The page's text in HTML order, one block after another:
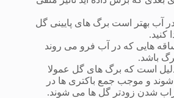
آب بهتر است برگ های پایینی گل
کنید.
هایی که در آب فرو می روند
باشد.
است که برگ های گل عمولا
و موجب جمع باکتری ها در
شدن زودتر گل ها می شوند.